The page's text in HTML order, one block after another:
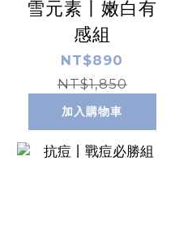
雪元素丨嫩白有
感組
NT$890
NT$1,850
加入購物車